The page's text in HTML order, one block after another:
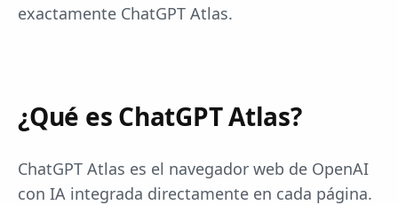
exactamente ChatGPT Atlas.
¿Qué es ChatGPT Atlas?
ChatGPT Atlas es el navegador web de OpenAI
con IA integrada directamente en cada página.